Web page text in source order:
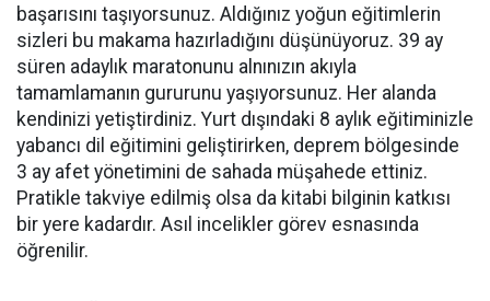
başarısını taşıyorsunuz. Aldığınız yoğun eğitimlerin
sizleri bu makama hazırladığını düşünüyoruz. 39 ay
süren adaylık maratonunu alnınızın akıyla
tamamlamanın gururunu yaşıyorsunuz. Her alanda
kendinizi yetiştirdiniz. Yurt dışındaki 8 aylık eğitiminizle
yabancı dil eğitimini geliştirirken, deprem bölgesinde
3 ay afet yönetimini de sahada müşahede ettiniz.
Pratikle takviye edilmiş olsa da kitabi bilginin katkısı
bir yere kadardır. Asıl incelikler görev esnasında
öğrenilir.